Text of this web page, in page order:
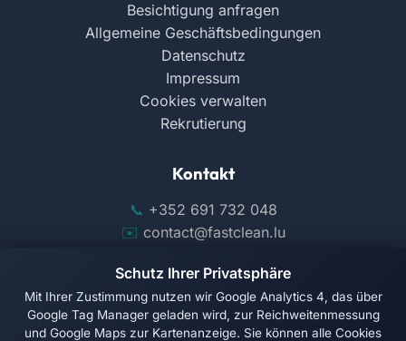
Besichtigung anfragen
Allgemeine Geschäftsbedingungen
Datenschutz
Impressum
Cookies verwalten
Rekrutierung
Kontakt
+352 691 732 048
contact@fastclean.lu
Schutz Ihrer Privatsphäre
Mit Ihrer Zustimmung nutzen wir Google Analytics 4, das über
Google Tag Manager geladen wird, zur Reichweitenmessung
und Google Maps zur Kartenanzeige. Sie können alle Cookies